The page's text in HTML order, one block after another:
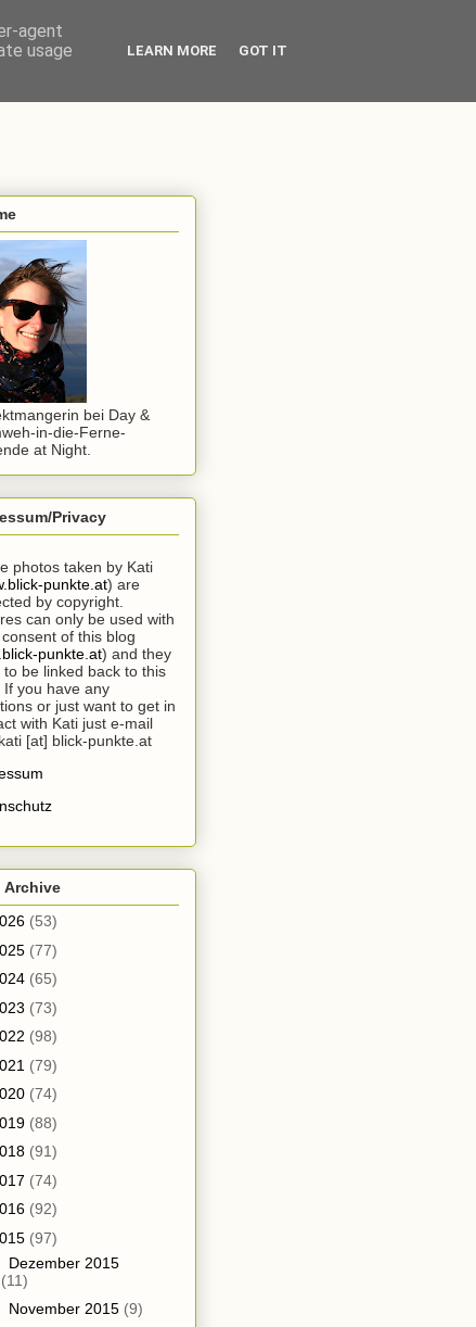
bei Day &
in-die-Ferne-
at Night.
Privacy
photos taken by Kati
punkte.at) are
by copyright.
can only be used with
of this blog
punkte.at) and they
to be linked back to this
If you have any
or just want to get in
with Kati just e-mail
[at] blick-punkte.at
Archive
(53)
(77)
(65)
(73)
(98)
(79)
(74)
(88)
(91)
(74)
(92)
(97)
Dezember 2015
(11)
November 2015 (9)
agent
usage
LEARN MORE GOT IT